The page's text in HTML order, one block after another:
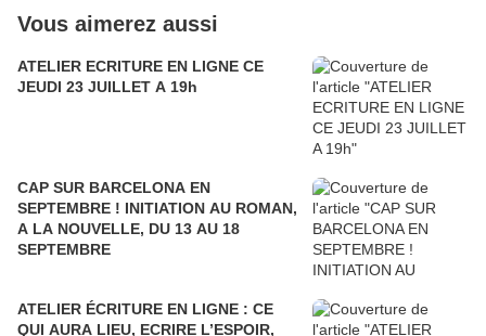
Vous aimerez aussi
ATELIER ECRITURE EN LIGNE CE
JEUDI 23 JUILLET A 19h
CAP SUR BARCELONA EN
SEPTEMBRE ! INITIATION AU ROMAN,
A LA NOUVELLE, DU 13 AU 18
SEPTEMBRE
ATELIER ÉCRITURE EN LIGNE : CE
QUI AURA LIEU, ECRIRE L’ESPOIR,